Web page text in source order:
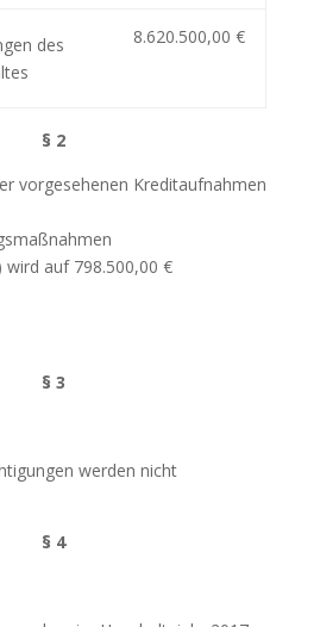
des
8.620.500,00 €
§ 2
vorgesehenen Kreditaufnahmen
auf 798.500,00 €
§ 3
werden nicht
§ 4